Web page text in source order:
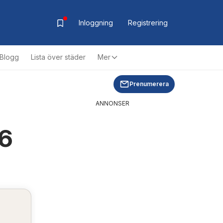
Inloggning Registrering
Blogg Lista över städer Mer
Prenumerera
ANNONSER